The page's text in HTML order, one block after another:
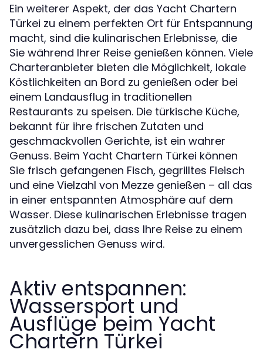
Ein weiterer Aspekt, der das Yacht Chartern
Türkei zu einem perfekten Ort für Entspannung
macht, sind die kulinarischen Erlebnisse, die
Sie während Ihrer Reise genießen können. Viele
Charteranbieter bieten die Möglichkeit, lokale
Köstlichkeiten an Bord zu genießen oder bei
einem Landausflug in traditionellen
Restaurants zu speisen. Die türkische Küche,
bekannt für ihre frischen Zutaten und
geschmackvollen Gerichte, ist ein wahrer
Genuss. Beim Yacht Chartern Türkei können
Sie frisch gefangenen Fisch, gegrilltes Fleisch
und eine Vielzahl von Mezze genießen – all das
in einer entspannten Atmosphäre auf dem
Wasser. Diese kulinarischen Erlebnisse tragen
zusätzlich dazu bei, dass Ihre Reise zu einem
unvergesslichen Genuss wird.
Aktiv entspannen:
Wassersport und
Ausflüge beim Yacht
Chartern Türkei